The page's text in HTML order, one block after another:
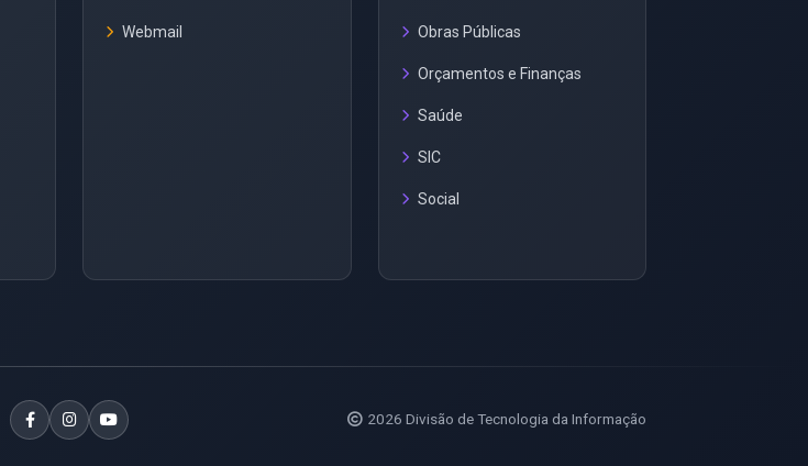
Webmail Obras Públicas
Orçamentos e Finanças
Saúde
SIC
Social
2026 Divisão de Tecnologia da Informação